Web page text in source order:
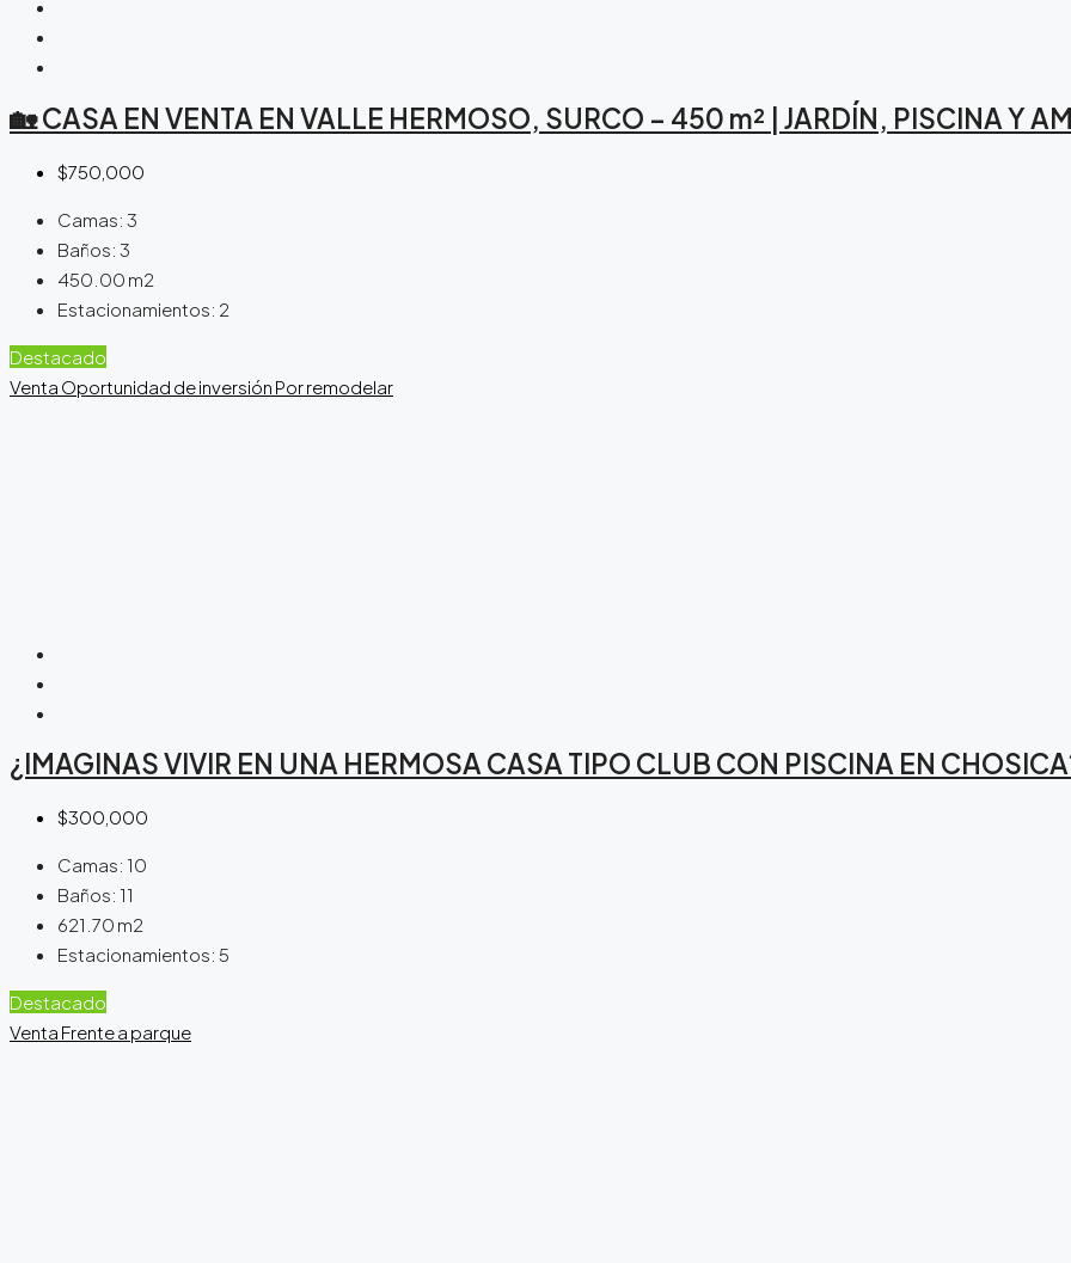
🏡 CASA EN VENTA EN VALLE HERMOSO, SURCO – 450 m² | JARDÍN, PISCINA Y
$750,000
Camas: 3
Baños: 3
450.00 m2
Estacionamientos: 2
Destacado
Venta Oportunidad de inversión Por remodelar
¿IMAGINAS VIVIR EN UNA HERMOSA CASA TIPO CLUB CON PISCINA EN
$300,000
Camas: 10
Baños: 11
621.70 m2
Estacionamientos: 5
Destacado
Venta Frente a parque